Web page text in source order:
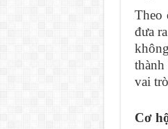
Theo
đưa
vai
Cơ